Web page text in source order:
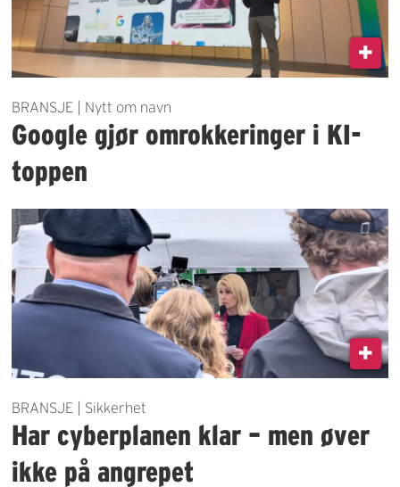
BRANSJE | Nytt om navn
Google gjør omrokkeringer i KI-
toppen
BRANSJE | Sikkerhet
Har cyberplanen klar – men øver
ikke på angrepet